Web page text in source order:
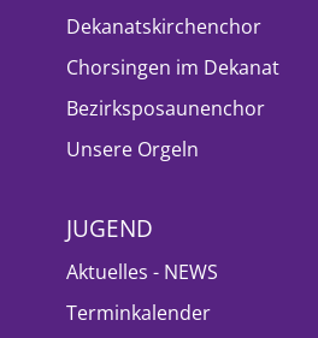
Dekanatskirchenchor
Chorsingen im Dekanat
Bezirksposaunenchor
Unsere Orgeln
JUGEND
Aktuelles - NEWS
Terminkalender